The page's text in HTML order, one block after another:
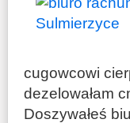
cugowcowi
dezelowałam
Doszywałeś